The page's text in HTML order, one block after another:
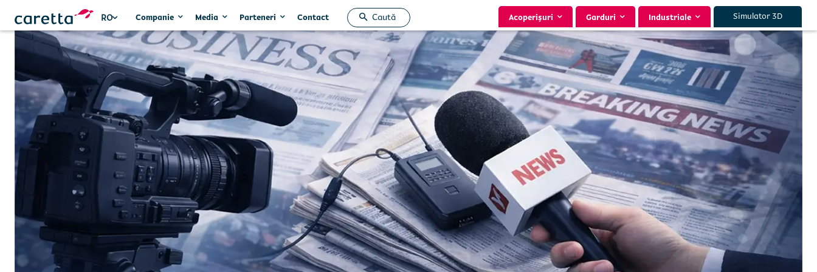
RO Companie Media Parteneri Contact Caută Acoperișuri Garduri Industriale Simulator 3D